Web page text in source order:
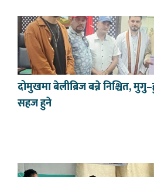
दोमुखमा बेलीब्रिज बन्ने निश्चित,
सहज हुने